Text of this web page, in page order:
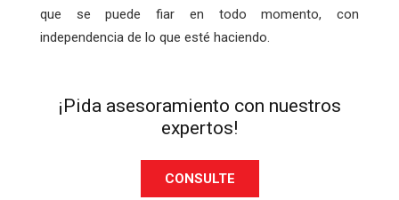
que se puede fiar en todo momento, con
independencia de lo que esté haciendo.
¡Pida asesoramiento con nuestros
expertos!
CONSULTE